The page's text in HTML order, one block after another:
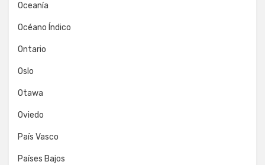
Oceanía
Océano Índico
Ontario
Oslo
Otawa
Oviedo
País Vasco
Países Bajos